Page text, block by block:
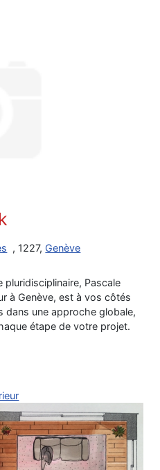
, 1227,Genève
Pascale
à Genève, est à vos côtés
dans une approche globale,
étape de votre projet.